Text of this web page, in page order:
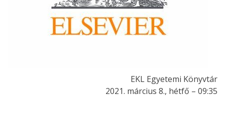
EKL Egyetemi Könyvtár
2021. március 8., hétfő – 09:35